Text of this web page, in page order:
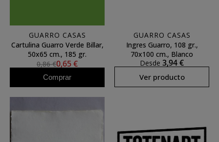
GUARRO CASAS
Cartulina Guarro Verde Billar,
50x65 cm., 185 gr.
0,86 €0,65 €
Comprar
GUARRO CASAS
Ingres Guarro, 108 gr.,
70x100 cm., Blanco
Desde 3,94 €
Ver producto